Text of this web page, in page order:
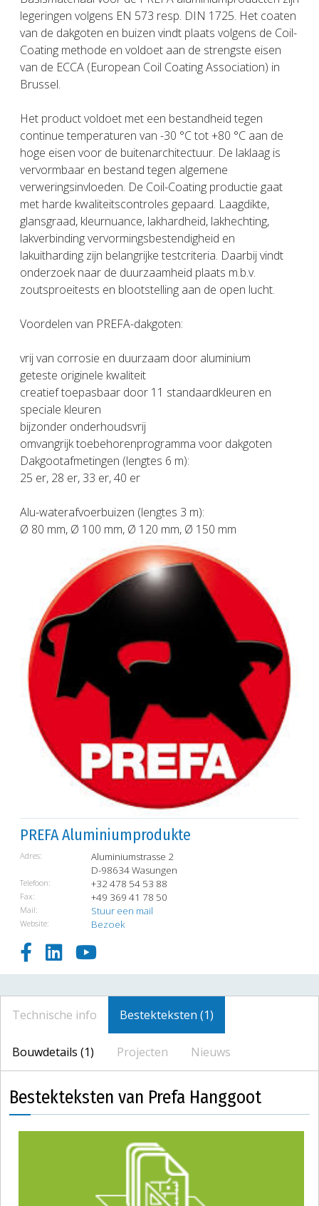
legeringen volgens EN 573 resp. DIN 1725. Het coaten
van de dakgoten en buizen vindt plaats volgens de Coil-
Coating methode en voldoet aan de strengste eisen
van de ECCA (European Coil Coating Association) in
Brussel.
Het product voldoet met een bestandheid tegen
continue temperaturen van -30 °C tot +80 °C aan de
hoge eisen voor de buitenarchitectuur. De laklaag is
vervormbaar en bestand tegen algemene
verweringsinvloeden. De Coil-Coating productie gaat
met harde kwaliteitscontroles gepaard. Laagdikte,
glansgraad, kleurnuance, lakhardheid, lakhechting,
lakverbinding vervormingsbestendigheid en
lakuitharding zijn belangrijke testcriteria. Daarbij vindt
onderzoek naar de duurzaamheid plaats m.b.v.
zoutsproeitests en blootstelling aan de open lucht.
Voordelen van PREFA-dakgoten:
vrij van corrosie en duurzaam door aluminium
geteste originele kwaliteit
creatief toepasbaar door 11 standaardkleuren en
speciale kleuren
bijzonder onderhoudsvrij
omvangrijk toebehorenprogramma voor dakgoten
Dakgootafmetingen (lengtes 6 m):
25 er, 28 er, 33 er, 40 er
Alu-waterafvoerbuizen (lengtes 3 m):
Ø 80 mm, Ø 100 mm, Ø 120 mm, Ø 150 mm
PREFA Aluminiumprodukte
Adres:
Aluminiumstrasse 2
D-98634 Wasungen
Telefoon: +32 478 54 53 88
Fax: +49 369 41 78 50
Mail: Stuur een mail
Website: Bezoek
Technische info Bestekteksten (1)
Bouwdetails (1) Projecten Nieuws
Bestekteksten van Prefa Hanggoot